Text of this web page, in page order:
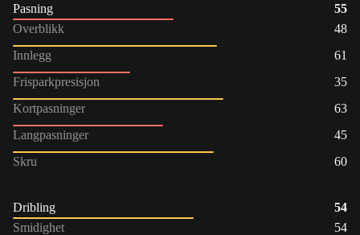
Pasning
55
Overblikk
48
Innlegg
61
Frisparkpresisjon
35
Kortpasninger
63
Langpasninger
45
Skru
60
Dribling
54
Smidighet
54